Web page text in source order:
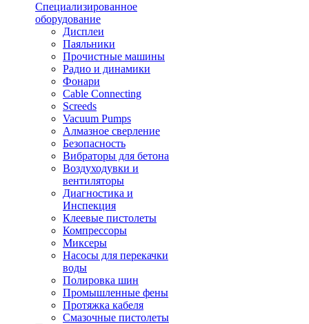
Специализированное
оборудование
Дисплеи
Паяльники
Прочистные машины
Радио и динамики
Фонари
Cable Connecting
Screeds
Vacuum Pumps
Алмазное сверление
Безопасность
Вибраторы для бетона
Воздуходувки и
вентиляторы
Диагностика и
Инспекция
Клеевые пистолеты
Компрессоры
Миксеры
Насосы для перекачки
воды
Полировка шин
Промышленные фены
Протяжка кабеля
Смазочные пистолеты